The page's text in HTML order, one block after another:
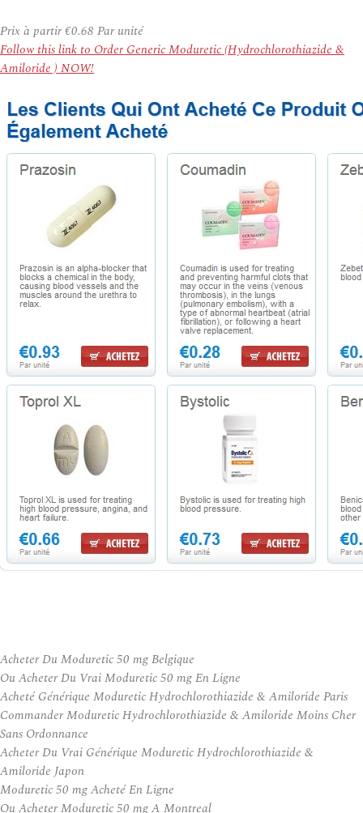
Prix à partir€0.68 Par unité
Follow this link to Order Generic Moduretic (Hydrochlorothiazide &
Amiloride ) NOW!
Acheter Du Moduretic 50 mg Belgique
Ou Acheter Du Vrai Moduretic 50 mg En Ligne
Acheté Générique Moduretic Hydrochlorothiazide & Amiloride Paris
Commander Moduretic Hydrochlorothiazide & Amiloride Moins Cher
Sans Ordonnance
Acheter Du Vrai Générique Moduretic Hydrochlorothiazide &
Amiloride Japon
Moduretic 50 mg Acheté En Ligne
Ou Acheter Moduretic 50 mg A Montreal